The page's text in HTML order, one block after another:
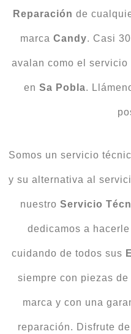
Reparación de
marca Candy. Casi
avalan como el
en Sa Pobla.
Somos un servicio
y su alternativa al
nuestro Servicio
dedicamos a
cuidando de todos sus
siempre con piezas
marca y con una
reparación. Disfrute